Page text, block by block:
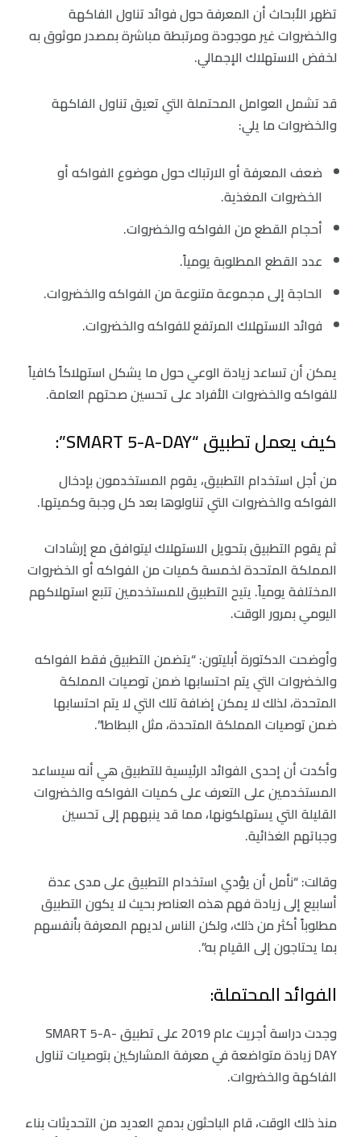
تظهر الأبحاث أن المعرفة حول فوائد تناول الفاكهة
والخضروات غير موجودة ومرتبطة مباشرة بمصدر موثوق به
لخفض الاستهلاك الإجمالي.
قد تشمل العوامل المحتملة التي تعيق تناول الفاكهة
والخضروات ما يلي:
ضعف المعرفة أو الارتباك حول موضوع الفواكه أو
الخضروات المغذية.
أحجام القطع من الفواكه والخضروات.
عدد القطع المطلوبة يومياً.
الحاجة إلى مجموعة متنوعة من الفواكه والخضروات.
فوائد الاستهلاك المرتفع للفواكه والخضروات.
يمكن أن تساعد زيادة الوعي حول ما يشكل استهلاكاً كافياً
للفواكه والخضروات الأفراد على تحسين صحتهم العامة.
كيف يعمل تطبيق “SMART 5-A-DAY”:
من أجل استخدام التطبيق، يقوم المستخدمون بإدخال
الفواكه والخضروات التي تناولوها بعد كل وجبة وكميتها.
ثم يقوم التطبيق بتحويل الاستهلاك ليتوافق مع إرشادات
المملكة المتحدة لخمسة كميات من الفواكه أو الخضروات
المختلفة يومياً. يتيح التطبيق للمستخدمين تتبع استهلاكهم
اليومي بمرور الوقت.
وأوضحت الدكتورة أبليتون: “يتضمن التطبيق فقط الفواكه
والخضروات التي يتم احتسابها ضمن توصيات المملكة
المتحدة، لذلك لا يمكن إضافة تلك التي لا يتم احتسابها
ضمن توصيات المملكة المتحدة، مثل البطاطا”.
وأكدت أن إحدى الفوائد الرئيسية للتطبيق هي أنه سيساعد
المستخدمين على التعرف على كميات الفواكه والخضروات
القليلة التي يستهلكونها، مما قد ينبههم إلى تحسين
وجباتهم الغذائية.
وقالت: “نأمل أن يؤدي استخدام التطبيق على مدى عدة
أسابيع إلى زيادة فهم هذه العناصر بحيث لا يكون التطبيق
مطلوباً أكثر من ذلك، ولكن الناس لديهم المعرفة بأنفسهم
بما يحتاجون إلى القيام به”.
الفوائد المحتملة:
وجدت دراسة أجريت عام 2019 على تطبيق SMART 5-A-
DAY زيادة متواضعة في معرفة المشاركين بتوصيات تناول
الفاكهة والخضروات.
منذ ذلك الوقت، قام الباحثون بدمج العديد من التحديثات بناء